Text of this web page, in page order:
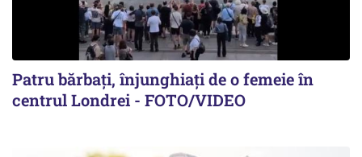
Patru bărbați, înjunghiați de o femeie în
centrul Londrei - FOTO/VIDEO